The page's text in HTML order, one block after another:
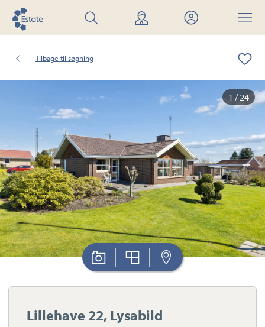
Søg
bolig
Find
mægler
Mit
Estate
Menu
Tilbage til søgning
1 / 24
Lillehave 22, Lysabild